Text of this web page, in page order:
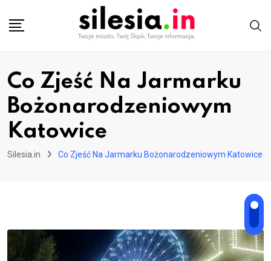
Co Zjeść Na Jarmarku
Bożonarodzeniowym
Katowice
Silesia.in Co Zjeść Na Jarmarku Bożonarodzeniowym Katowice